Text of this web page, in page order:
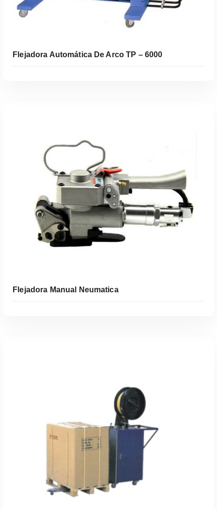
Leer Más
Flejadora Automática De Arco TP – 6000
Leer Más
Flejadora Manual Neumatica